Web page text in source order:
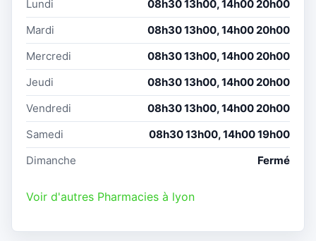
Lundi
08h30 13h00, 14h00 20h00
Mardi
08h30 13h00, 14h00 20h00
Mercredi
08h30 13h00, 14h00 20h00
Jeudi
08h30 13h00, 14h00 20h00
Vendredi
08h30 13h00, 14h00 20h00
Samedi
08h30 13h00, 14h00 19h00
Dimanche
Fermé
Voir d'autres Pharmacies à lyon